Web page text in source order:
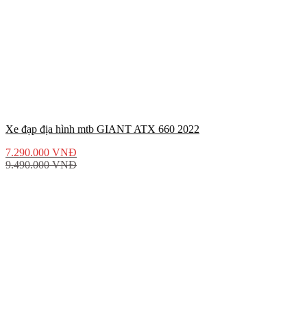
Xe đạp địa hình mtb GIANT ATX 660 2022
7.290.000 VNĐ
9.490.000VNĐ